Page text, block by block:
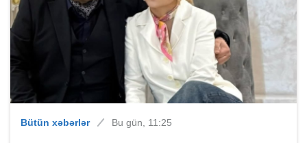
Bütün xəbərlər Bu gün, 11:25